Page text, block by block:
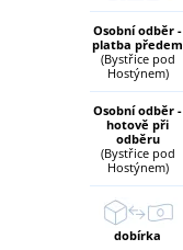
Osobní odběr -
platba předem
(Bystřice pod
Hostýnem)
Osobní odběr -
hotově při
odběru
(Bystřice pod
Hostýnem)
dobírka